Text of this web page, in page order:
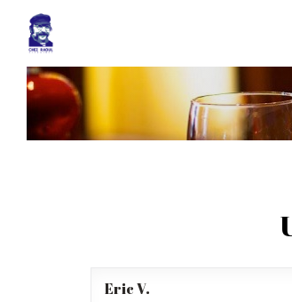
EricV